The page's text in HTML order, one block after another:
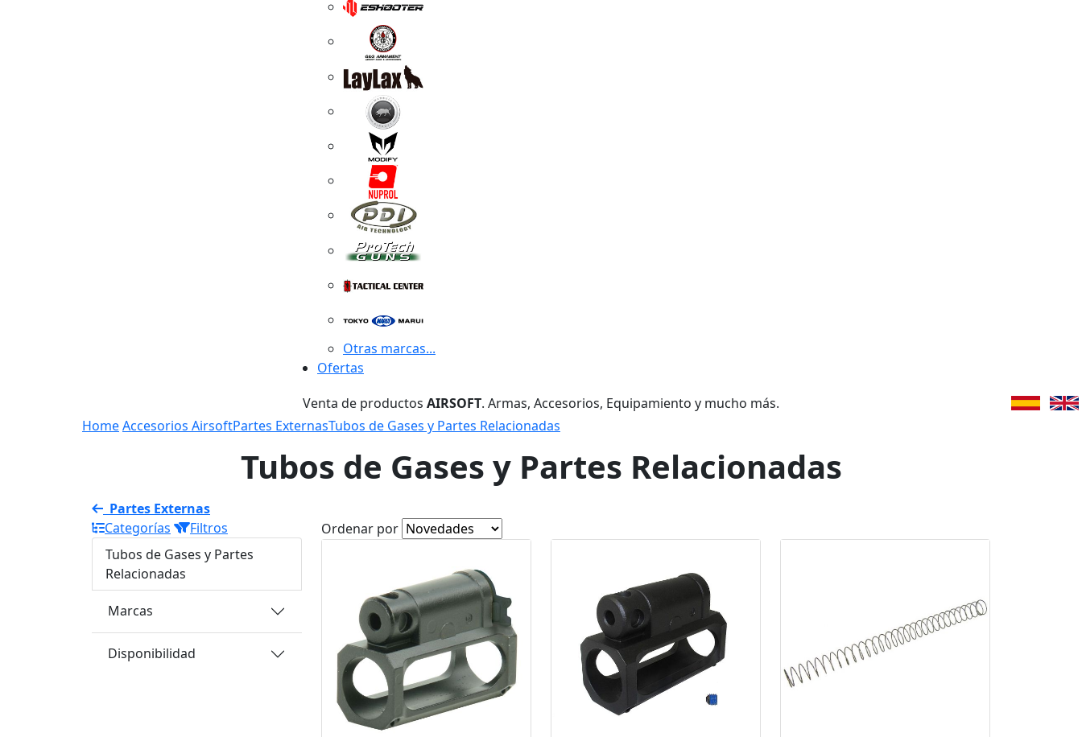
Otras marcas...
Ofertas
Venta de productos AIRSOFT. Armas, Accesorios, Equipamiento y mucho más.
HomeAccesorios AirsoftPartes ExternasTubos de Gases y Partes Relacionadas
Tubos de Gases y Partes Relacionadas
Partes Externas
Categorías
Filtros
Tubos de Gases y Partes
Relacionadas
Marcas
Disponibilidad
Ordenar por